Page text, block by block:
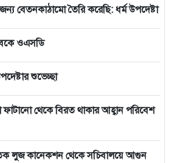
বেতনকাঠামো তৈরি করেছি: ধর্ম উপদেষ্টা
ওএসডি
শুভেচ্ছা
থেকে বিরত থাকার আহ্বান পরিবেশ
লুজ কানেকশন থেকে সচিবালয়ে আগুন